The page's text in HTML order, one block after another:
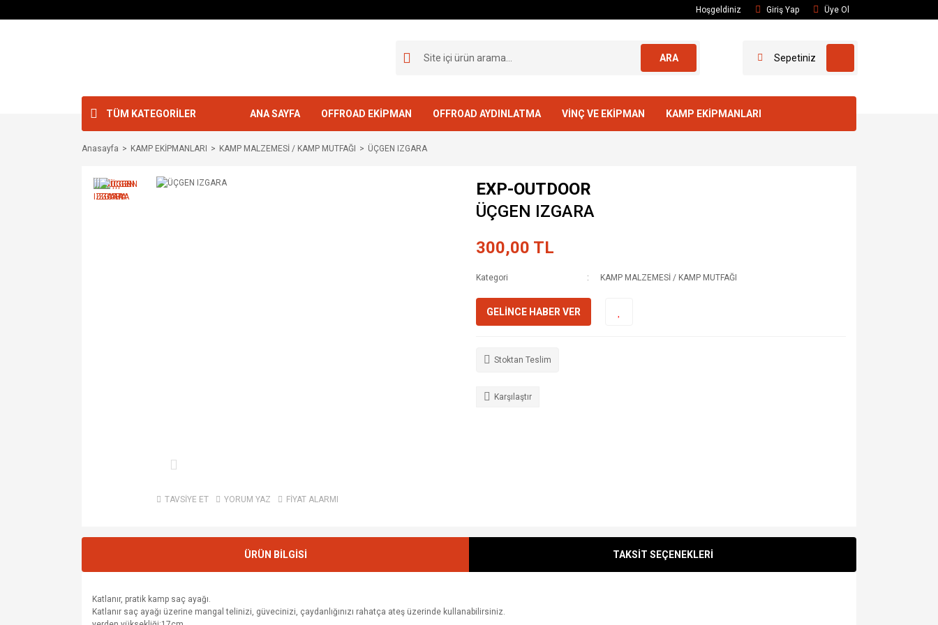
Hoşgeldiniz Giriş Yap Üye Ol
ARA Sepetiniz
TÜM KATEGORİLER ANA SAYFA OFFROAD EKİPMAN OFFROAD AYDINLATMA VİNÇ VE EKİPMAN KAMP EKİPMANLARI
Anasayfa KAMP EKİPMANLARI KAMP MALZEMESİ / KAMP MUTFAĞI ÜÇGEN IZGARA
TAVSİYE ET YORUM YAZ FİYAT ALARMI
EXP-OUTDOOR
ÜÇGEN IZGARA
300,00 TL
Kategori KAMP MALZEMESİ / KAMP MUTFAĞI
GELİNCE HABER VER
Stoktan Teslim
Karşılaştır
ÜRÜN BİLGİSİ TAKSİT SEÇENEKLERİ
Katlanır, pratik kamp saç ayağı.
Katlanır saç ayağı üzerine mangal telinizi, güvecinizi, çaydanlığınızı rahatça ateş üzerinde kullanabilirsiniz.